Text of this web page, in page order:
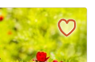
solltest